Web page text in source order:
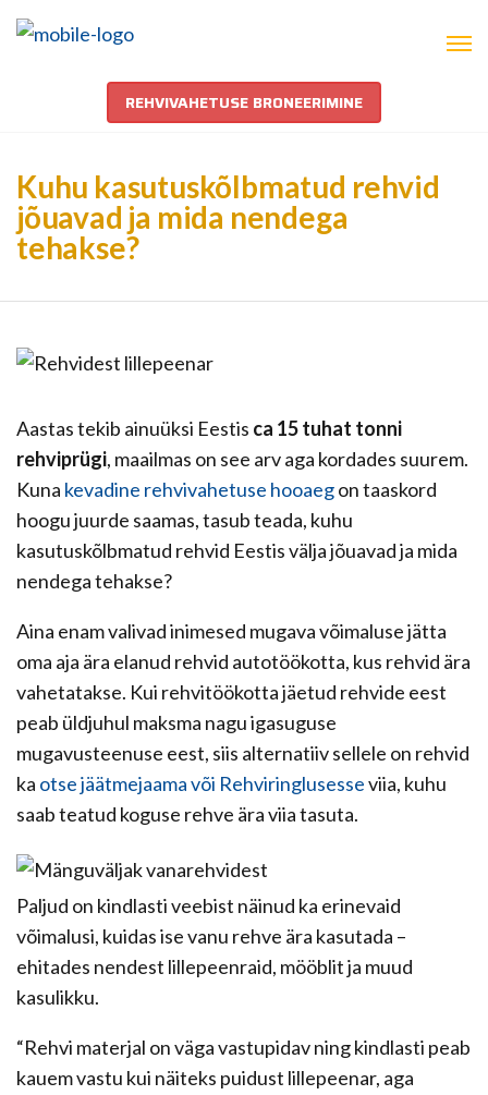
REHVIVAHETUSE BRONEERIMINE
Kuhu kasutuskõlbmatud rehvid
jõuavad ja mida nendega
tehakse?
Aastas tekib ainuüksi Eestis ca 15 tuhat tonni
rehviprügi, maailmas on see arv aga kordades suurem.
Kuna kevadine rehvivahetuse hooaegon taaskord
hoogu juurde saamas, tasub teada, kuhu
kasutuskõlbmatud rehvid Eestis välja jõuavad ja mida
nendega tehakse?
Aina enam valivad inimesed mugava võimaluse jätta
oma aja ära elanud rehvid autotöökotta, kus rehvid ära
vahetatakse. Kui rehvitöökotta jäetud rehvide eest
peab üldjuhul maksma nagu igasuguse
mugavusteenuse eest, siis alternatiiv sellele on rehvid
ka otse jäätmejaama või Rehviringlusesseviia, kuhu
saab teatud koguse rehve ära viia tasuta.
Paljud on kindlasti veebist näinud ka erinevaid
võimalusi, kuidas ise vanu rehve ära kasutada –
ehitades nendest lillepeenraid, mööblit ja muud
kasulikku.
“Rehvi materjal on väga vastupidav ning kindlasti peab
kauem vastu kui näiteks puidust lillepeenar, aga